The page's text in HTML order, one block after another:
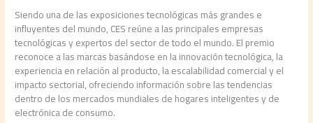
Siendo una de las exposiciones tecnológicas más grandes e
influyentes del mundo, CES reúne a las principales empresas
tecnológicas y expertos del sector de todo el mundo. El premio
reconoce a las marcas basándose en la innovación tecnológica, la
experiencia en relación al producto, la escalabilidad comercial y el
impacto sectorial, ofreciendo información sobre las tendencias
dentro de los mercados mundiales de hogares inteligentes y de
electrónica de consumo.